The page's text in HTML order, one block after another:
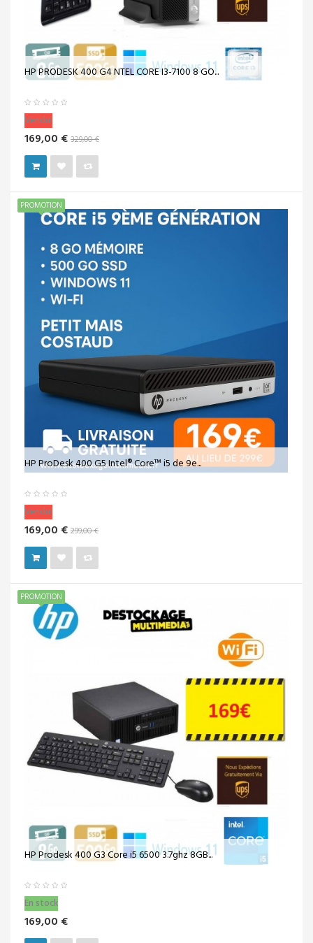
HP PRODESK 400 G4 NTEL CORE I3-7100 8 GO...
Vendu!
169,00 € 329,00 €
PROMOTION
HP ProDesk 400 G5 Intel® Core™ i5 de 9e...
Vendu!
169,00 € 299,00 €
PROMOTION
HP Prodesk 400 G3 Core i5 6500 3.7ghz 8GB...
En stock
169,00 €